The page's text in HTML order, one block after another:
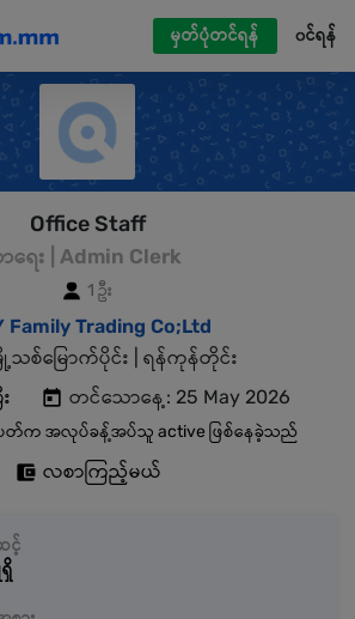
မှတ်ပုံတင်ရန် ၀င်ရန်
Office Staff
ာရေး | Admin Clerk
1 ဦး
Family Trading Co;Ltd
သစ်မြောက်ပိုင်း | ရန်ကုန်တိုင်း
တင်သောနေ့: 25 May 2026
တ်က အလုပ်ခန့်အပ်သူ active ဖြစ်နေခဲ့သည်
လစာကြည့်မယ်
င့်